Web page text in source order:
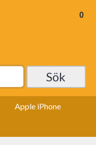
0
Apple iPhone